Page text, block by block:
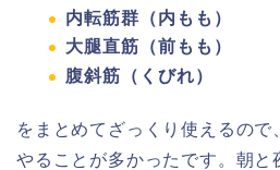
内転筋群（内もも）
大腿直筋（前もも）
腹斜筋（くびれ）
をまとめてざっくり使えるので
やることが多かったです。朝と